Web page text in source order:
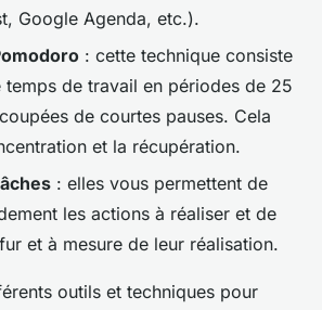
Google Agenda, etc.).
: cette technique consiste
de travail en périodes de 25
de courtes pauses. Cela
et la récupération.
: elles vous permettent de
les actions à réaliser et de
et à mesure de leur réalisation.
outils et techniques pour